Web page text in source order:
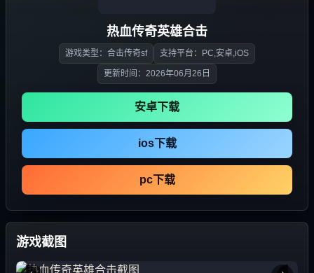
热血传奇英雄合击
游戏类型：合击传奇sf 支持平台：PC,安卓,iOS
更新时间：2026年06月26日
安卓下载
ios下载
pc下载
游戏截图